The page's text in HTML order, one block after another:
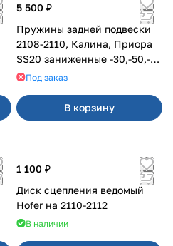
5 500 ₽
Пружины задней подвески
2108-2110, Калина, Приора
SS20 заниженные -30,-50,-70
мм, с переменным шагом
Под заказ
В корзину
1 100 ₽
Диск сцепления ведомый
Hofer на 2110-2112
В наличии